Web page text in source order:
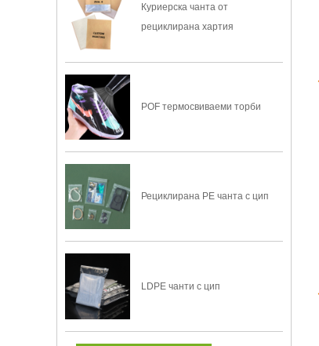
Куриерска чанта от
рециклирана хартия
POF термосвиваеми торби
Рециклирана PE чанта с цип
LDPE чанти с цип